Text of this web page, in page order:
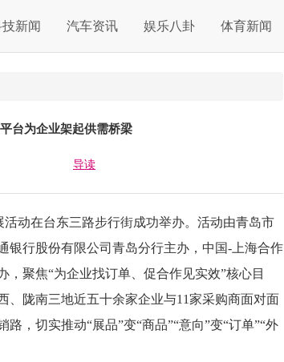
新闻 汽车资讯 娱乐八卦 体育新闻
台为企业架起供需桥梁
导读
动在台东三路步行街成功举办。活动由青岛市
银行股份有限公司青岛分行主办，中国-上海合作
聚焦“为企业找订单、促合作见实效”核心目
、陇南三地近五十余家企业与11家采购商面对面
，切实推动“展品”变“商品”“意向”变“订单”“外